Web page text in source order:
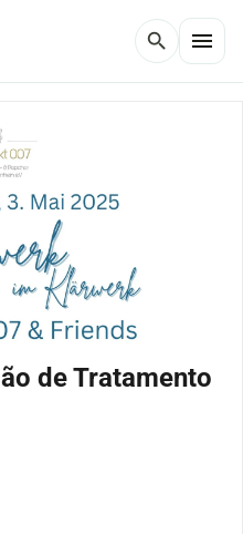
search menu
de Tratamento